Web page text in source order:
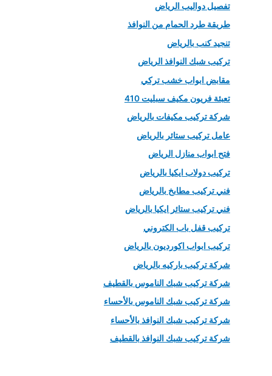
تفصيل دواليب الرياض
طريقة طرد الحمام من النوافذ
تنجيد كنب بالرياض
تركيب شبك النوافذ الرياض
مقابض ابواب خشب تركي
تعبئة فريون مكيف سبليت 410
شركة تركيب مكيفات بالرياض
عامل تركيب ستائر بالرياض
فتح ابواب منازل الرياض
تركيب دولاب ايكيا بالرياض
فني تركيب مطابخ بالرياض
فني تركيب ستائر ايكيا بالرياض
تركيب قفل باب الكتروني
تركيب ابواب اكورديون بالرياض
شركة تركيب باركيه بالرياض
شركة تركيب شبك الناموس بالقطيف
شركة تركيب شبك الناموس بالأحساء
شركة تركيب شبك النوافذ بالأحساء
شركة تركيب شبك النوافذ بالقطيف